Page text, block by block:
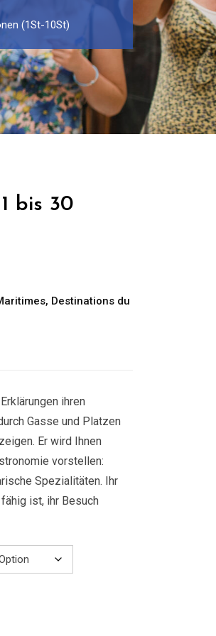
(1St-10St)
bis 30
, Destinations du
ihren
Gasse und Platzen
Er wird Ihnen
vorstellen:
Spezialitäten. Ihr
ist, ihr Besuch